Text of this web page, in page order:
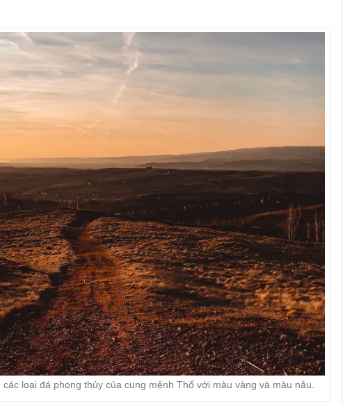
loại đá phong thủy của cung mệnh Thổ với màu vàng và màu nâu.